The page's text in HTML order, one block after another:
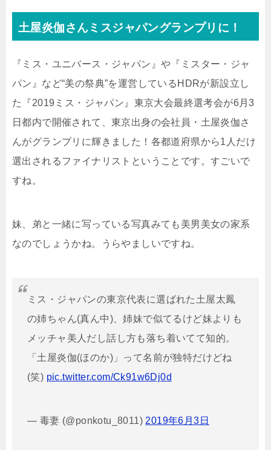
土屋炎伽さんミスジャパングランプリに！
『ミス・ユニバース・ジャパン』や『ミスター・ジャ
パン』など“美の祭典”を運営しているHDRが新設立し
た『2019ミス・ジャパン』東京大会最終選考会が6月3
日都内で開催されて、東京出身の会社員・土屋炎伽さ
んがグランプリに輝きました！各都道府県から1人だけ
選出されるファイナリストということです。すごいで
すね。
妹、弟と一緒に写っている写真みても美男美女の家系
なのでしょうかね。うらやましいですね。
ミス・ジャパンの東京代表に選ばれた土屋太鳳
の姉ちゃん(真ん中)、姉妹で似てるけど妹よりも
メッチャ美人だし話し方も落ち着いてて知的。
「土屋炎伽(ほのか)」って名前が独特だけどね
(笑) pic.twitter.com/Ck91w6Dj0d
— 毒妻 (@ponkotu_8011) 2019年6月3日